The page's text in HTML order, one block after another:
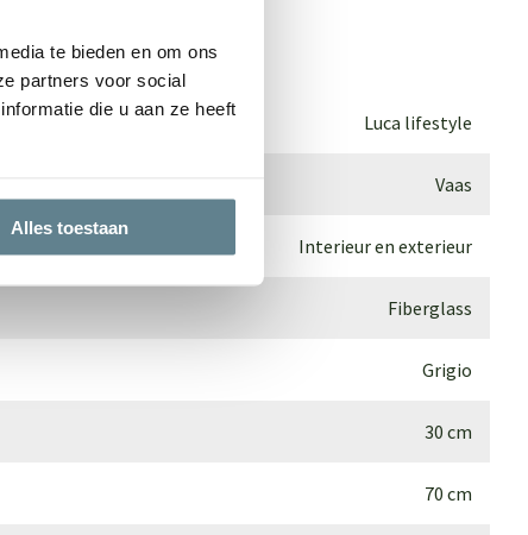
te bieden en om ons
partners voor social
die u aan ze heeft
Alles toestaan
Luca lifestyle
Vaas
Interieur en exterieur
Fiberglass
Grigio
30 cm
70 cm